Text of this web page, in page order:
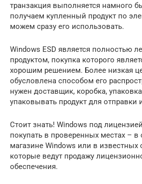
транзакция выполняется намного
получаем купленный продукт по
можем сразу его использовать.
Windows ESD является полностью
продуктом, покупка которого
хорошим решением. Более низкая
обусловлена способом его
нужен доставщик, коробка,
упаковывать продукт для отправки
Стоит знать! Windows под
покупать в проверенных местах –
магазине Windows или в известных
которые ведут продажу
обеспечения.